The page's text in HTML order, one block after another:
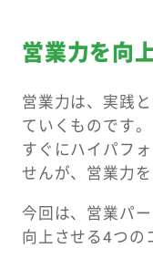
営業力を向
営業力は、実践
ていくものです。
すぐにハイパフ
せんが、営業力
今回は、営業パ
向上させる4つの